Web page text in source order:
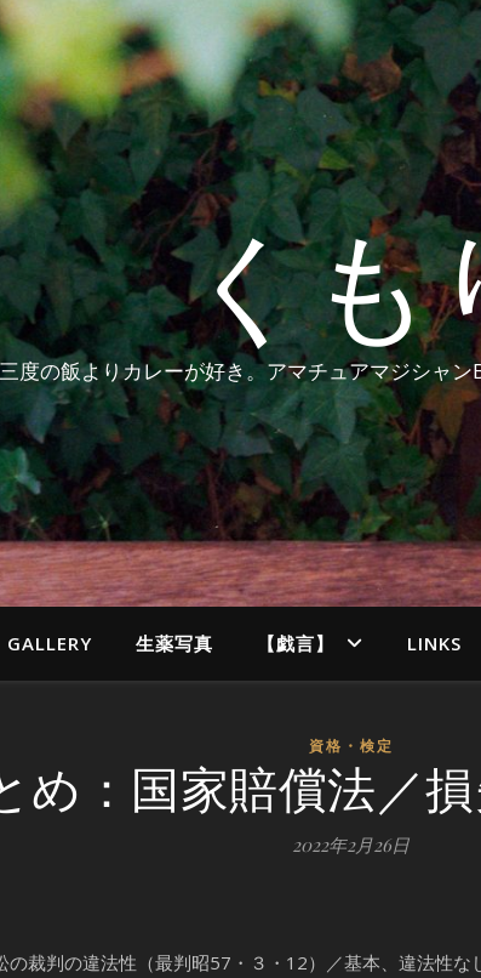
くも
三度の飯よりカレーが好き。アマチュアマジシャ
GALLERY 生薬写真 【戯言】 LINKS
資格・検定
め：国家賠償法／
2022年2月26日
の裁判の違法性（最判昭57・３・12）／基本、違法性な